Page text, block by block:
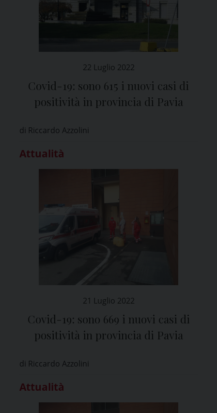
22 Luglio 2022
Covid-19: sono 615 i nuovi casi di
positività in provincia di Pavia
di Riccardo Azzolini
Attualità
21 Luglio 2022
Covid-19: sono 669 i nuovi casi di
positività in provincia di Pavia
di Riccardo Azzolini
Attualità